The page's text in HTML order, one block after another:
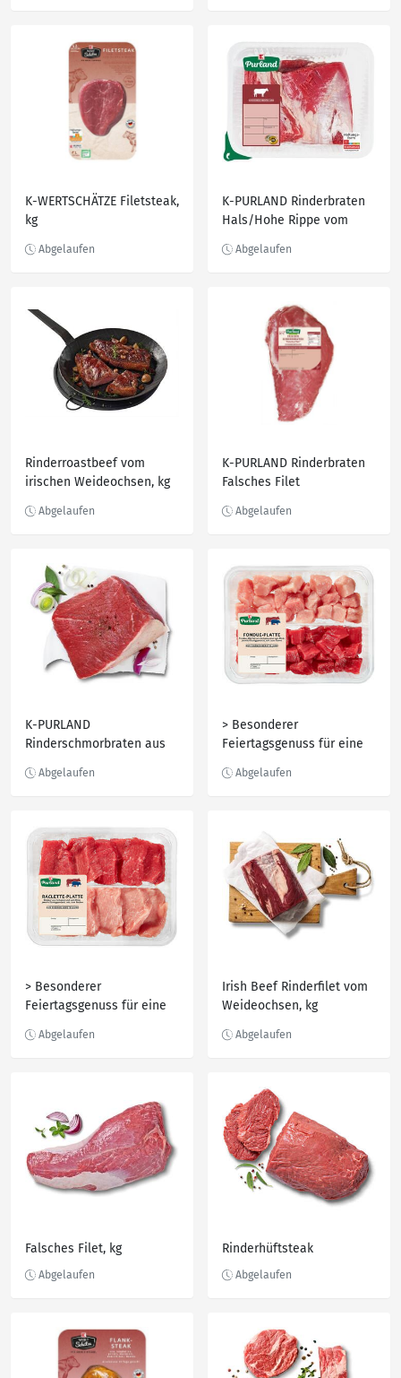
K-WERTSCHÄTZE Filetsteak,
kg
K-PURLAND Rinderbraten
Hals/Hohe Rippe vom
Rinderroastbeef vom
irischen Weideochsen, kg
K-PURLAND Rinderbraten
Falsches Filet
kg
K-PURLAND
Rinderschmorbraten aus
kg
> Besonderer
Feiertagsgenuss für eine
Küchenfertig vorbereitet >
Fondue-Platte
> Besonderer
Feiertagsgenuss für eine
Küchenfertig vorbereitet
zartes FleischK-PURLAND
Raclette-Platte
Irish Beef Rinderfilet vom
Weideochsen, kg
Falsches Filet, kg Rinderhüftsteak